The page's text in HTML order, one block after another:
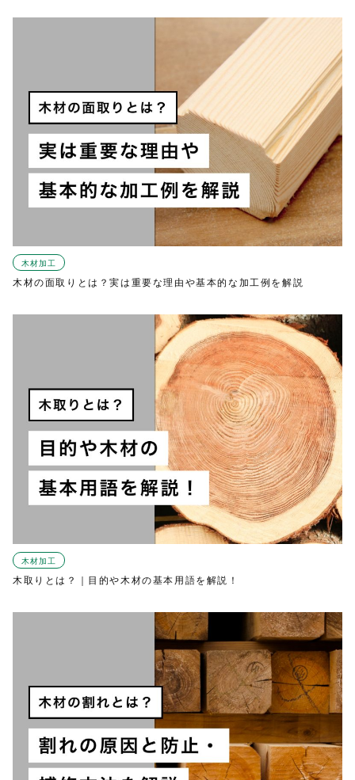
木材加工
木材の面取りとは？実は重要な理由や基本的な加工例を解説
木材加工
木取りとは？｜目的や木材の基本用語を解説！